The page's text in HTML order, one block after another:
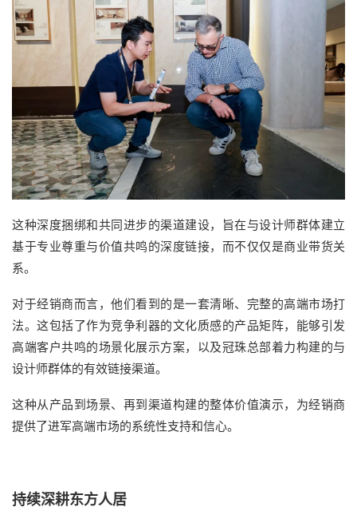
这种深度捆绑和共同进步的渠道建设，旨在与设计师群体建立
基于专业尊重与价值共鸣的深度链接，而不仅仅是商业带货关
系。
对于经销商而言，他们看到的是一套清晰、完整的高端市场打
法。这包括了作为竞争利器的文化质感的产品矩阵，能够引发
高端客户共鸣的场景化展示方案，以及冠珠总部着力构建的与
设计师群体的有效链接渠道。
这种从产品到场景、再到渠道构建的整体价值演示，为经销商
提供了进军高端市场的系统性支持和信心。
持续深耕东方人居